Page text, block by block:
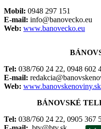
Mobil: 0948 297 151
E-mail: info@banovecko.eu
Web: www.banovecko.eu
Tel: 038/760 24 22, 0948 602
E-mail:
Web: www.banovskenoviny.sk
BÁNOVSKÉ
Tel: 038/760 24 22, 0905 367